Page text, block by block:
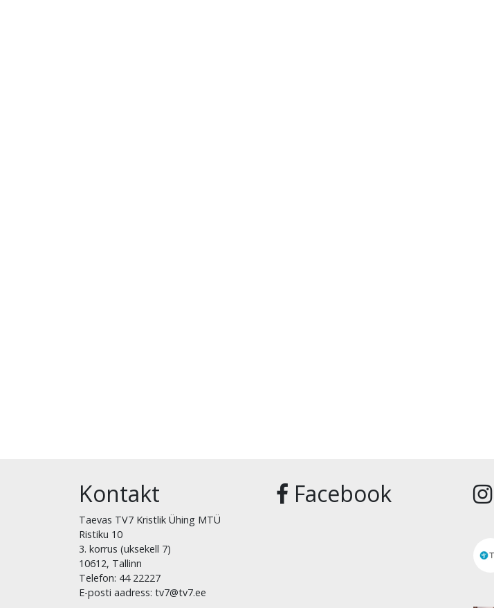
Kontakt
Taevas TV7 Kristlik Ühing MTÜ
Ristiku 10
3. korrus (uksekell 7)
10612, Tallinn
Telefon: 44 22227
E-posti aadress: tv7@tv7.ee
Facebook